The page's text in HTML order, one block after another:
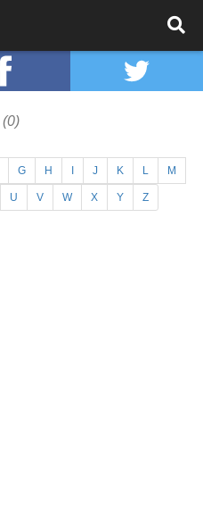
(0)
G H J K L M
U V W X Y Z